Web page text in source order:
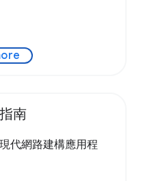
南
代網路建構應用程